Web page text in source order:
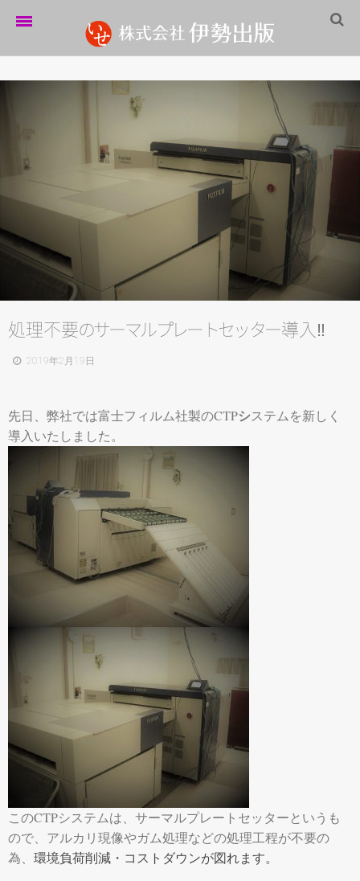
制作実績
企業情報
採用情報
パートナーシップ
お問い合わせ
サイトマップ
処理不要のサーマルプレートセッ ター導入‼
2019年2月19日
先日、弊社では富士フィルム社製のCTPシステムを新しく
導入いたしました。
このCTPシステムは、サーマルプレートセッターというも
ので、アルカリ現像やガム処理などの処理工程が不要の
為、 環境負荷削減・コストダウンが図れます。